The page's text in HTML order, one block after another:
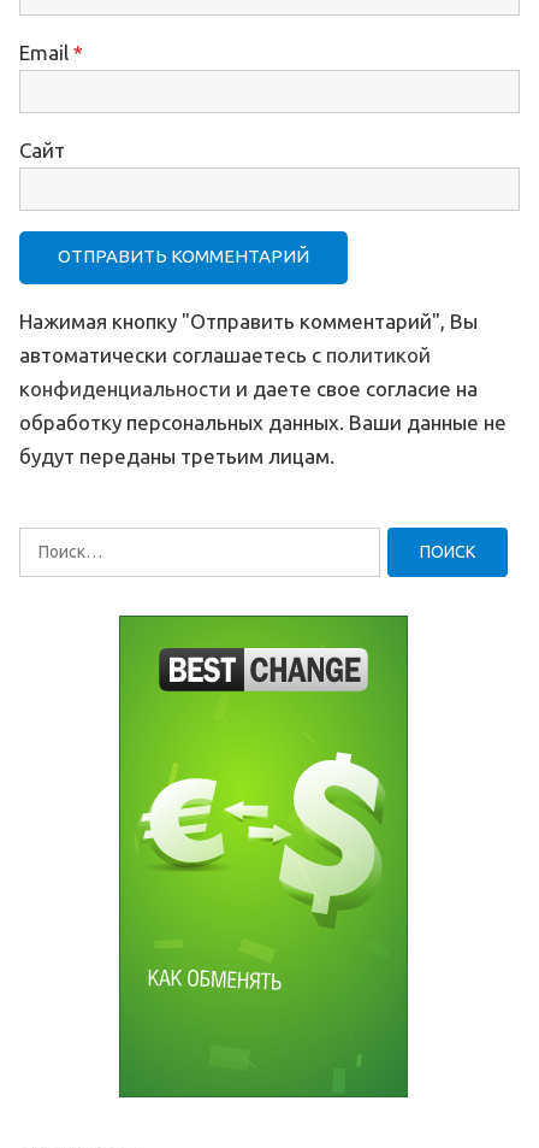
Email *
Сайт
Нажимая кнопку "Отправить комментарий", Вы
автоматически соглашаетесь с политикой
конфиденциальности и даете свое согласие на
обработку персональных данных. Ваши данные не
будут переданы третьим лицам.
Найти: